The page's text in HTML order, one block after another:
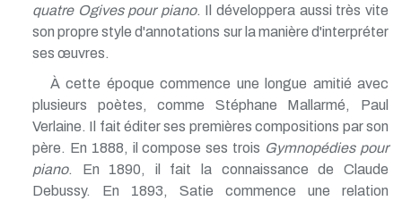
quatre Ogives pour piano. Il développera aussi très vite
son propre style d'annotations sur la manière d'interpréter
ses œuvres.
À cette époque commence une longue amitié avec
plusieurs poètes, comme Stéphane Mallarmé, Paul
Verlaine. Il fait éditer ses premières compositions par son
père. En 1888, il compose ses trois Gymnopédies pour
piano. En 1890, il fait la connaissance de Claude
Debussy. En 1893, Satie commence une relation